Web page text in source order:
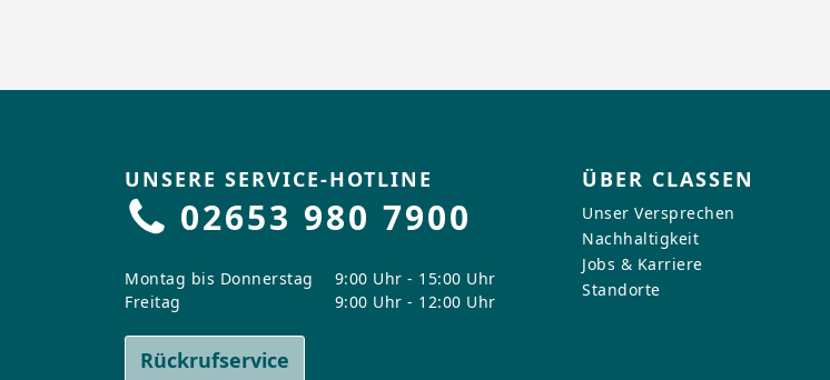
UNSERE SERVICE-HOTLINE
02653 980 7900
Montag bis Donnerstag
Freitag
9:00 Uhr - 15:00 Uhr
9:00 Uhr - 12:00 Uhr
Rückrufservice
ÜBER CLASSEN
Unser Versprechen
Nachhaltigkeit
Jobs & Karriere
Standorte